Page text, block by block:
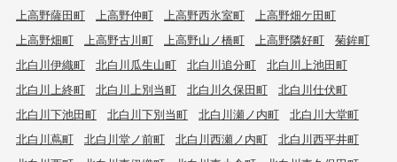
上高野薩田町
上高野仲町 上高野西氷室町
上高野畑ケ田町
上高野畑町
上高野古川町 上高野山ノ橋町 上高野隣好町
菊鉾町
北白川伊織町
北白川瓜生山町 北白川追分町
北白川上池田町
北白川上終町
北白川上別当町 北白川久保田町
北白川仕伏町
北白川下池田町
北白川下別当町 北白川瀬ノ内町
北白川大堂町
北白川蔦町
北白川堂ノ前町 北白川西瀬ノ内町
北白川西平井町